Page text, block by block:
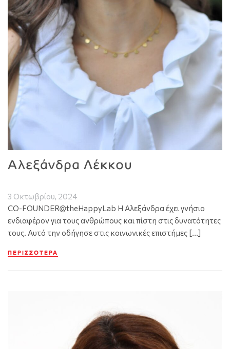
Αλεξάνδρα Λέκκου
3 Οκτωβρίου, 2024
CO-FOUNDER@theHappyLab Η Αλεξάνδρα έχει γνήσιο
ενδιαφέρον για τους ανθρώπους και πίστη στις δυνατότητες
τους. Αυτό την οδήγησε στις κοινωνικές επιστήμες […]
ΠΕΡΙΣΣΌΤΕΡΑ